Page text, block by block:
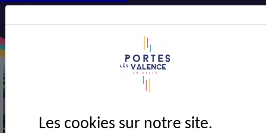
Les cookies sur notre site.